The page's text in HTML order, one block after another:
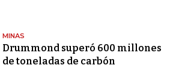
MINAS
Drummond superó 600 millones
de toneladas de carbón